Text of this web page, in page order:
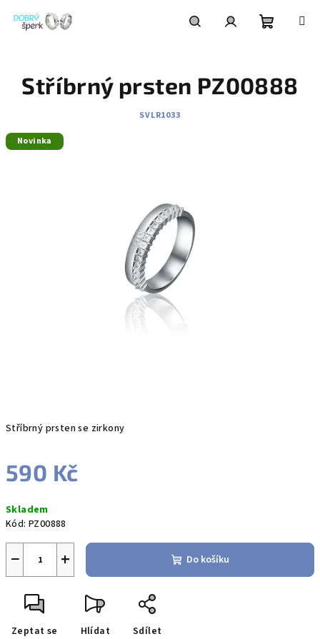
obsah
košík
Stříbrný prsten se zirkony
590 Kč
cena:
Skladem
Kód: PZ00888
+
− Do košíku
Zeptat se Hlídat Sdílet
Stříbrný prsten PZ00888
SVLR1033
Novinka